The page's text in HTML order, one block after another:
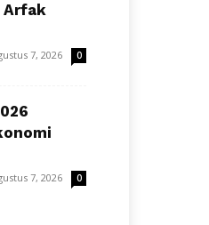
Arfak
7, 2026 0
7, 2026 0